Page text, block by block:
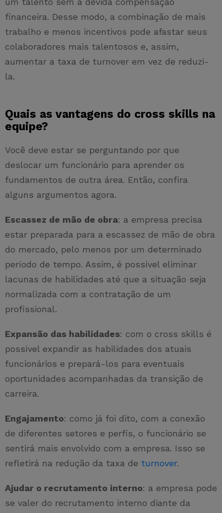
financeira. Desse modo, a combinação de mais
trabalho e menos incentivos pode afastar seus
colaboradores mais talentosos e, assim,
aumentar a taxa de turnover em vez de reduzi-
la.
Quais as vantagens do cross skills na
equipe?
Você deve estar se perguntando por que
deslocar um funcionário para aprender os
fundamentos de outra área. Então, confira
alguns argumentos agora.
Escassez de mão de obra: a empresa precisa
estar preparada para a escassez de mão de obra
do mercado, pelo menos por um determinado
período de tempo. Assim, é possível eliminar
lacunas de habilidades até que a situação seja
normalizada com a contratação de um
profissional.
Expansão das habilidades: com o cross skills é
possível expandir as habilidades dos atuais
funcionários e prepará-los para eventuais
oportunidades acompanhadas da transição de
carreira.
Engajamento: como já foi dito, com a conexão
de diferentes setores e perfis, o funcionário se
sentirá mais envolvido com a empresa. Isso se
refletirá na redução da taxa de turnover.
Ajudar o recrutamento interno: a empresa pode
se valer do recrutamento interno diante da